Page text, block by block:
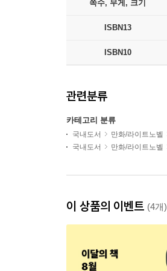
쪽수, 무게, 크기
ISBN13
ISBN10
관련분류
카테고리 분류
국내도서 만화/라이트노벨
국내도서
만화/라이트노벨
이 상품의 이벤트 (4개)